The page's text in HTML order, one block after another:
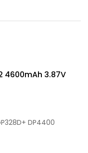
4600mAh 3.87V